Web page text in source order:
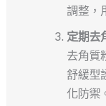
調整，
定期去
去角質
舒緩型
化防禦